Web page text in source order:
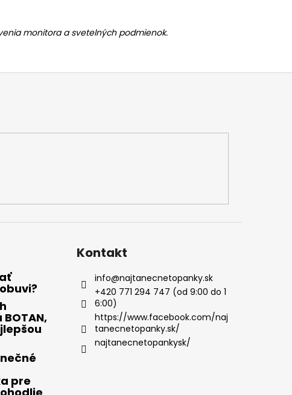
monitora a svetelných podmienok.
pre
Kontakt
info@najtanecnetopanky.sk
+420 771 294 747 (od 9:00 do 1
6:00)
https://www.facebook.com/naj
tanecnetopanky.sk/
najtanecnetopankysk/